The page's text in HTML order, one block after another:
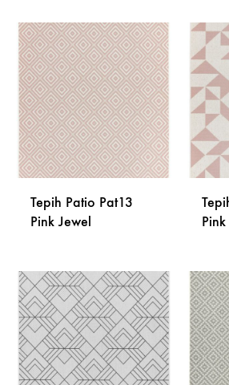
DODAJ
NA
LISTU
ŽELJA
Tepih Patio Pat13
Pink Jewel
DODAJ
NA
LISTU
ŽELJA